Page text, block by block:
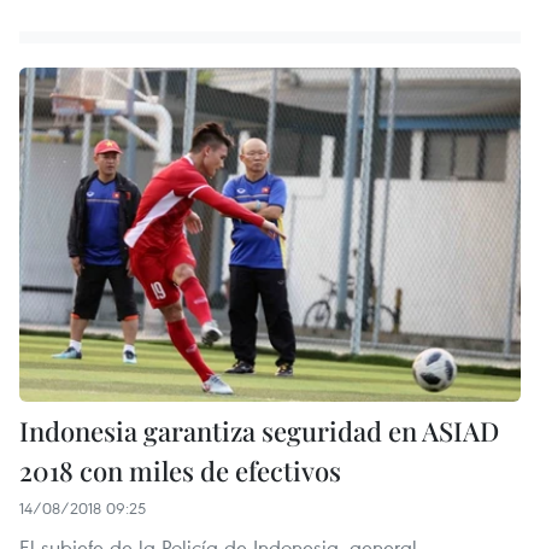
Indonesia garantiza seguridad en ASIAD
2018 con miles de efectivos
14/08/2018 09:25